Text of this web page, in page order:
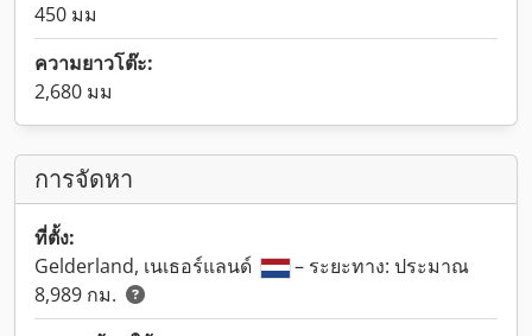
450 มม
ความยาวโต๊ะ:
2,680 มม
การจัดหา
ที่ตั้ง:
Gelderland, เนเธอร์แลนด์
– ระยะทาง: ประมาณ
8,989 กม.